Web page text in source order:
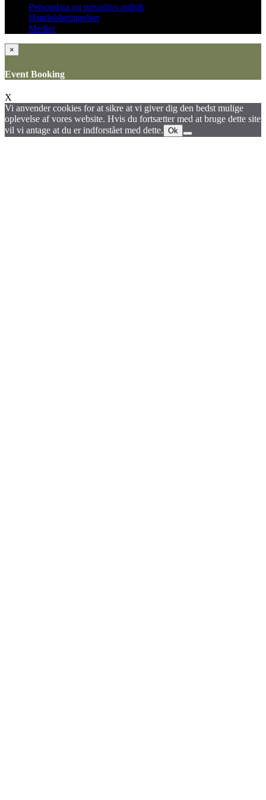
Persondata og privatlivs politik
Handelsbetingelser
Medier
×
Event Booking
X
Vi anvender cookies for at sikre at vi giver dig den bedst mulige
oplevelse af vores website. Hvis du fortsætter med at bruge dette site
vil vi antage at du er indforstået med dette. Ok